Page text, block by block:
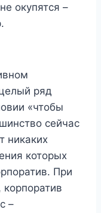
окупятся –
ряд
«чтобы
сейчас
никаких
которых
При
корпоратив
–